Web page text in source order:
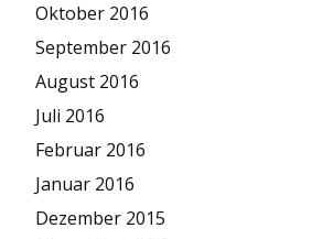
Oktober 2016
September 2016
August 2016
Juli 2016
Februar 2016
Januar 2016
Dezember 2015